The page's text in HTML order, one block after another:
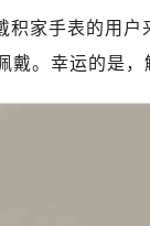
积家手表的用
戴。幸运的是